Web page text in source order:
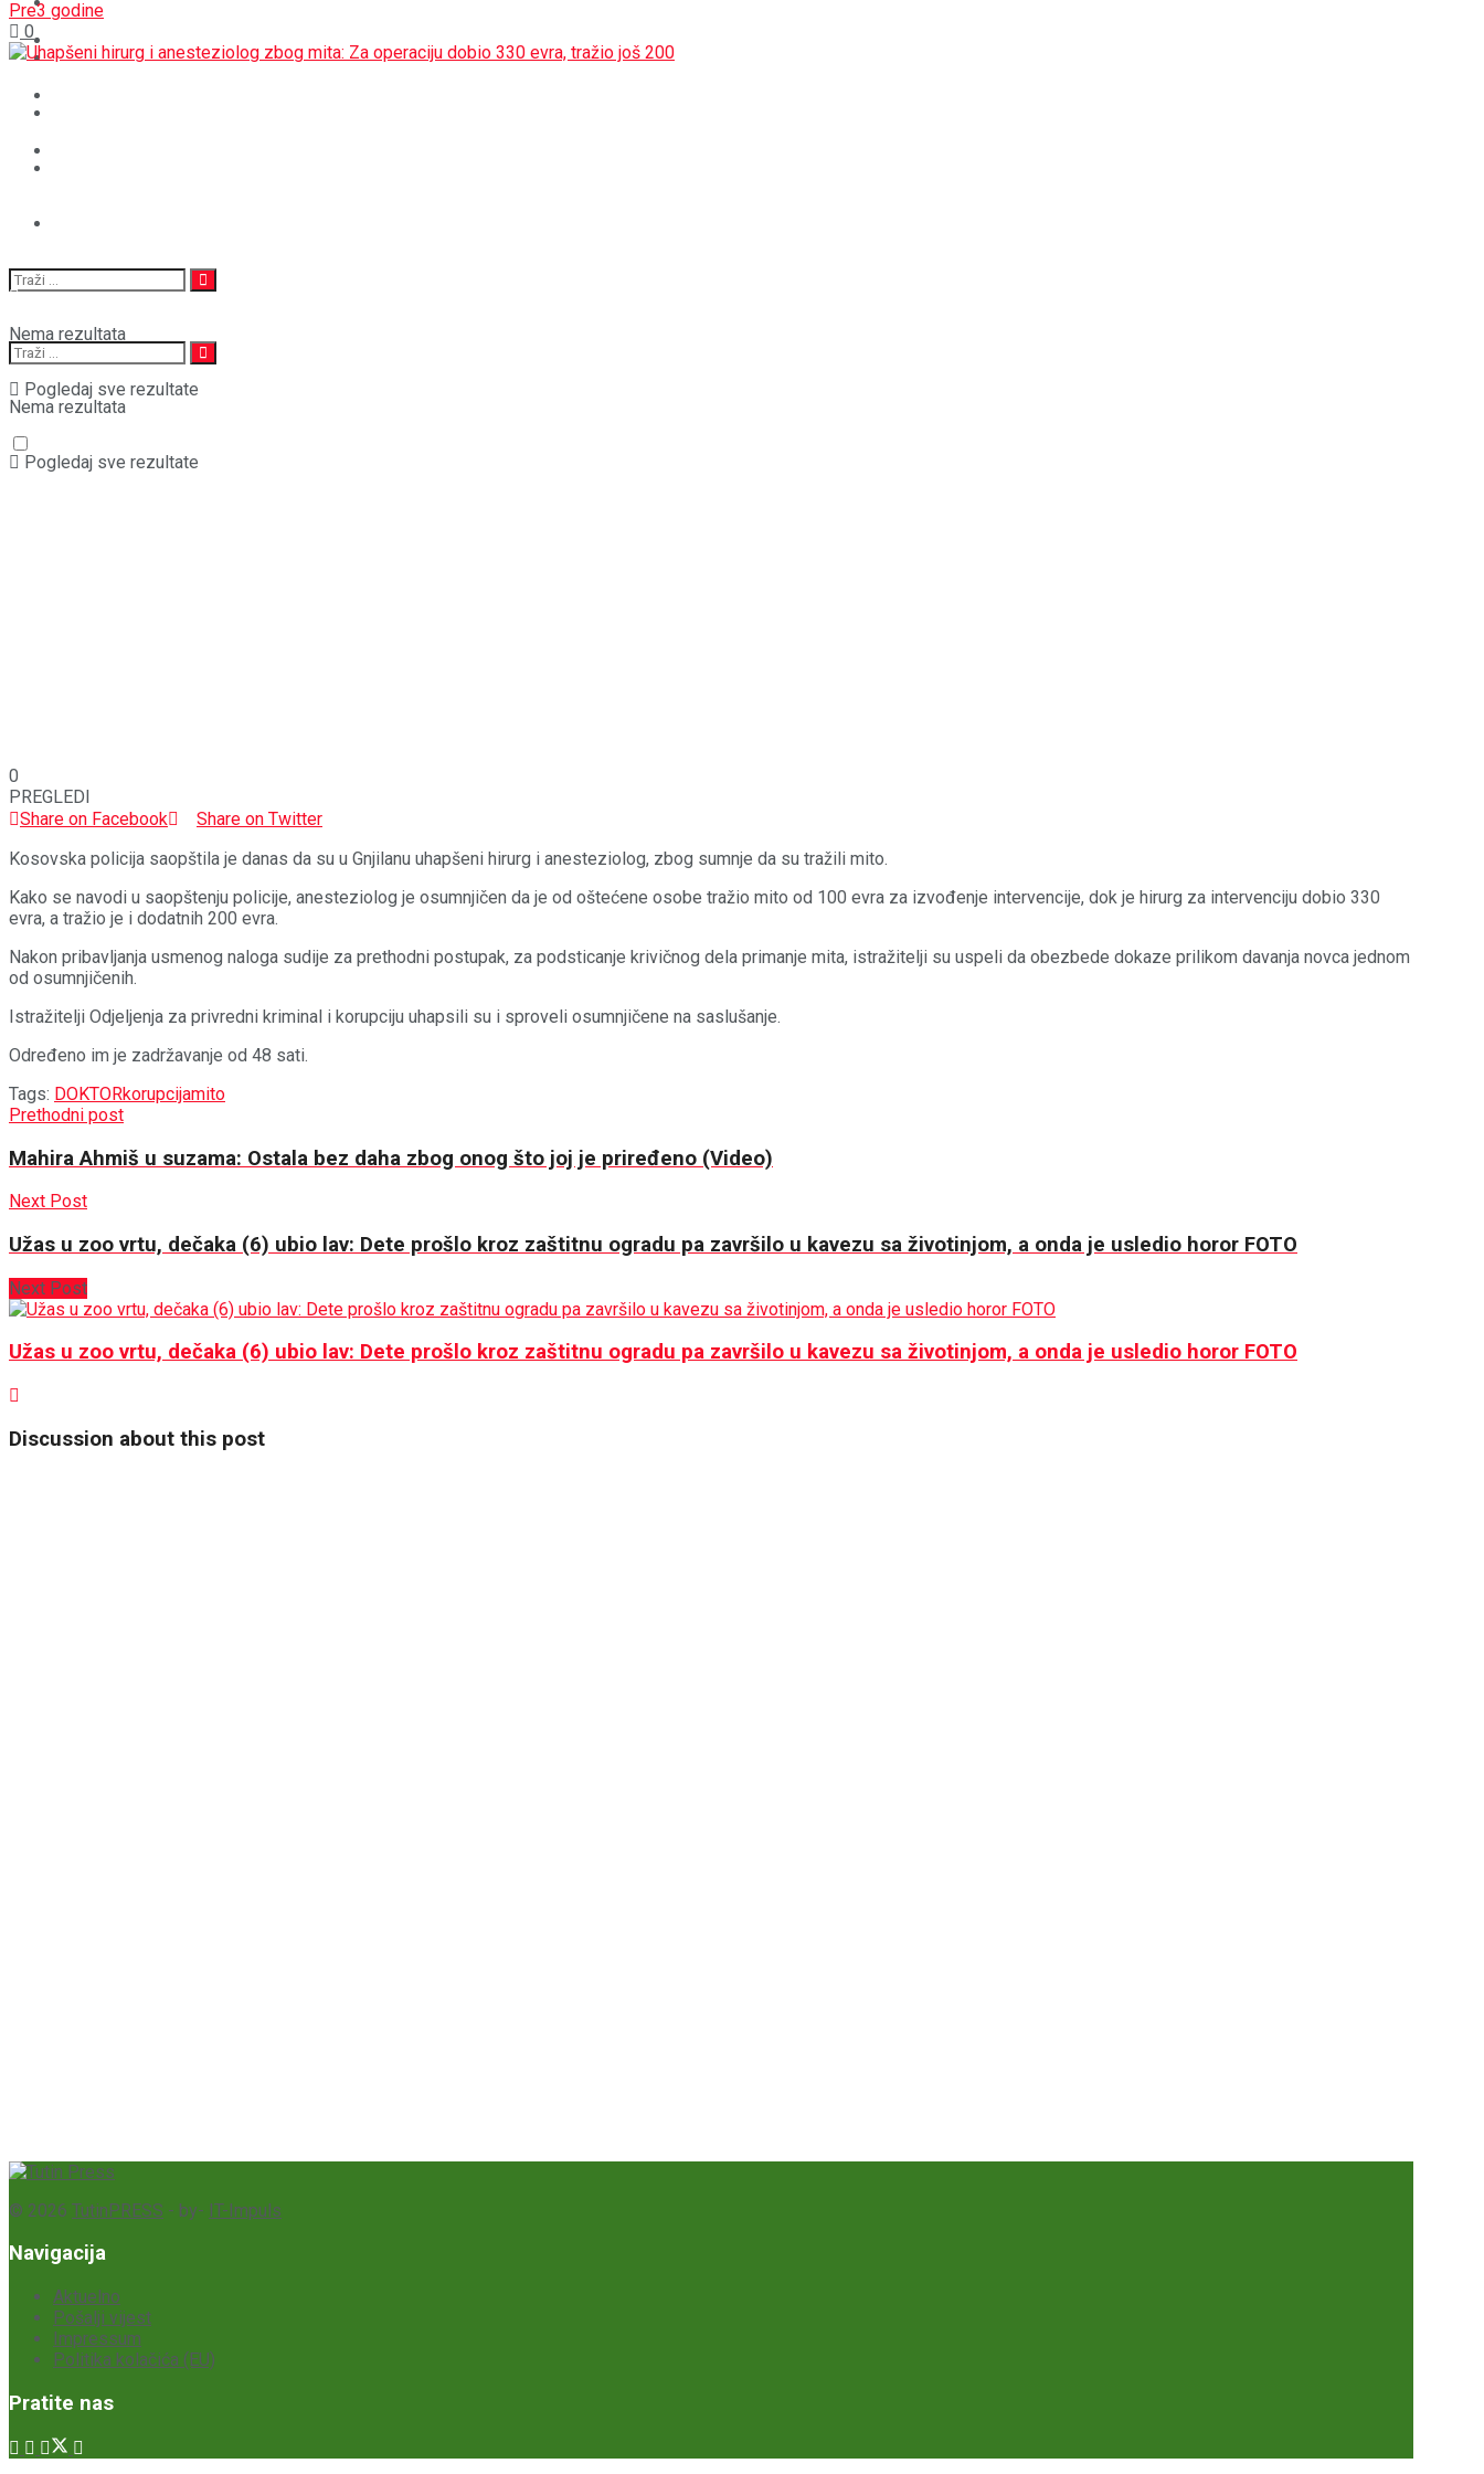
STAV
Nema rezultata
Pogledaj sve rezultate
CRNA HRONIKA
Nema rezultata
Pogledaj sve rezultate
Pre3 godine
0
0
PREGLEDI
Share on Facebook
Share on Twitter
Kosovska policija saopštila je danas da su u Gnjilanu uhapšeni hirurg i anesteziolog, zbog sumnje da su tražili mito.
Kako se navodi u saopštenju policije, anesteziolog je osumnjičen da je od oštećene osobe tražio mito od 100 evra za izvođenje intervencije, dok je hirurg za intervenciju dobio 330
evra, a tražio je i dodatnih 200 evra.
Nakon pribavljanja usmenog naloga sudije za prethodni postupak, za podsticanje krivičnog dela primanje mita, istražitelji su uspeli da obezbede dokaze prilikom davanja novca jednom
od osumnjičenih.
Istražitelji Odjeljenja za privredni kriminal i korupciju uhapsili su i sproveli osumnjičene na saslušanje.
Određeno im je zadržavanje od 48 sati.
Tags: DOKTORkorupcijamito
Prethodni post
Mahira Ahmiš u suzama: Ostala bez daha zbog onog što joj je priređeno (Video)
Next Post
Užas u zoo vrtu, dečaka (6) ubio lav: Dete prošlo kroz zaštitnu ogradu pa završilo u kavezu sa životinjom, a onda je usledio horor FOTO
Next Post
Užas u zoo vrtu, dečaka (6) ubio lav: Dete prošlo kroz zaštitnu ogradu pa završilo u kavezu sa životinjom, a onda je usledio horor FOTO
Discussion about this post
© 2026 TutinPRESS - by- IT-Impuls
Navigacija
Aktuelno
Pošalji vijest
Impressum
Politika kolačića (EU)
Pratite nas